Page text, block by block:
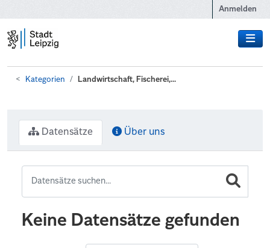
Anmelden
Kategorien Landwirtschaft, Fischerei,...
Datensätze Über uns
Keine Datensätze gefunden